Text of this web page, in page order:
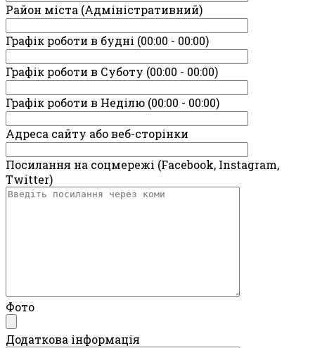
Район міста (Адміністративний)
Графік роботи в будні (00:00 - 00:00)
Графік роботи в Суботу (00:00 - 00:00)
Графік роботи в Неділю (00:00 - 00:00)
Адреса сайту або веб-сторінки
Посилання на соцмережі (Facebook, Instagram,
Twitter)
Фото
Додаткова інформація